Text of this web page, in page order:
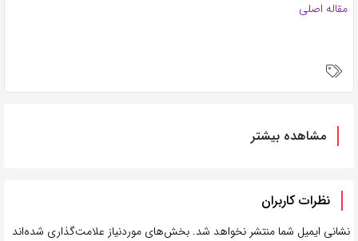
مقاله اصلی
مشاهده بیشتر
نظرات کاربران
نشانی ایمیل شما منتشر نخواهد شد. بخش‌های موردنیاز علامت‌گذاری شده‌اند